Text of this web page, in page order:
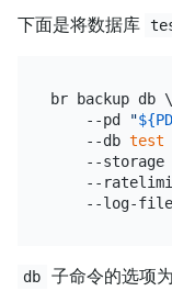
下面是将数据库
br backup db \
    --pd
"
    --db
test
    --storage
--
db 子命令的选项为